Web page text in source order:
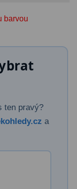
barvou
ten pravý?
a